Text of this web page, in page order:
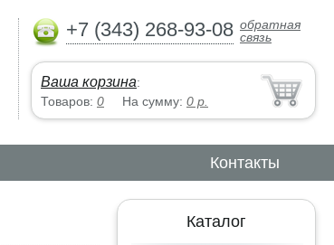
+7 (343) 268-93-08 обратная
связь
Ваша корзина:
Товаров: 0 На сумму: 0 р.
Контакты
Каталог